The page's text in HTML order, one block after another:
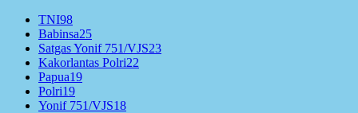
TNI98
Babinsa25
Satgas Yonif 751/VJS23
Kakorlantas Polri22
Papua19
Polri19
Yonif 751/VJS18